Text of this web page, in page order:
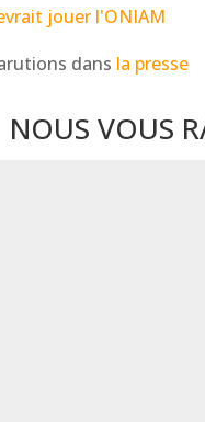
jouer l'ONIAM
dans la presse
NOUS VOUS